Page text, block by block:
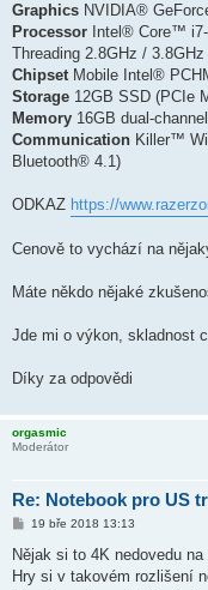
Graphics NVIDIA®
Processor Intel® Core™
Threading 2.8GHz /
ChipsetMobile Intel®
Storage 12GB SSD (PCIe
Memory 16GB dual-
Communication Killer™
Bluetooth® 4.1)
ODKAZ https://
Cenově to vychází na
Máte někdo nějaké
Jde mi o výkon, skladnost
Díky za odpovědi
orgasmic
Moderátor
Re: Notebook pro US
P
í
s
p
19 bře 2018 13:13
Nějak si to 4K nedovedu
Hry si v takovém rozlišení